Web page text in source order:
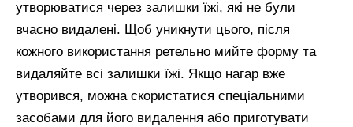
утворюватися через залишки їжі, які не були
вчасно видалені. Щоб уникнути цього, після
кожного використання ретельно мийте форму та
видаляйте всі залишки їжі. Якщо нагар вже
утворився, можна скористатися спеціальними
засобами для його видалення або приготувати